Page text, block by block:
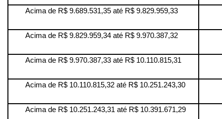
Acima de R$ 9.689.531,35 até R$ 9.829.959,33
Acima de R$ 9.829.959,34 até R$ 9.970.387,32
Acima de R$ 9.970.387,33 até R$ 10.110.815,31
Acima de R$ 10.110.815,32 até R$ 10.251.243,30
Acima de R$ 10.251.243,31 até R$ 10.391.671,29